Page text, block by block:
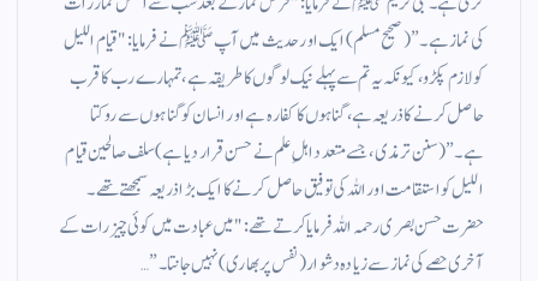
کی نماز ہے۔” (صحیح مسلم) ایک اور حدیث میں آپ ﷺ نے فرمایا: "قیام اللیل
کو لازم پکڑو، کیونکہ یہ تم سے پہلے نیک لوگوں کا طریقہ ہے، تمہارے رب کا قرب
حاصل کرنے کا ذریعہ ہے، گناہوں کا کفارہ ہے اور انسان کو گناہوں سے روکتا
ہے۔” (سنن ترمذی، جسے متعدد اہلِ علم نے حسن قرار دیا ہے) سلف صالحین قیام
اللیل کو استقامت اور اللہ کی توفیق حاصل کرنے کا ایک بڑا ذریعہ سمجھتے تھے۔
حضرت حسن بصری رحمہ اللہ فرمایا کرتے تھے: "میں عبادت میں کوئی چیز رات کے
آخری حصے کی نماز سے زیادہ دشوار (نفس پر بھاری) نہیں جانتا۔”…